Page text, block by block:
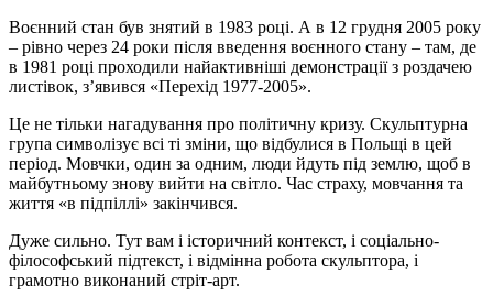
Воєнний стан був знятий в 1983 році. А в 12 грудня 2005 року
– рівно через 24 роки після введення воєнного стану – там, де
в 1981 році проходили найактивніші демонстрації з роздачею
листівок, з’явився «Перехід 1977-2005».
Це не тільки нагадування про політичну кризу. Скульптурна
група символізує всі ті зміни, що відбулися в Польщі в цей
період. Мовчки, один за одним, люди йдуть під землю, щоб в
майбутньому знову вийти на світло. Час страху, мовчання та
життя «в підпіллі» закінчився.
Дуже сильно. Тут вам і історичний контекст, і соціально-
філософський підтекст, і відмінна робота скульптора, і
грамотно виконаний стріт-арт.